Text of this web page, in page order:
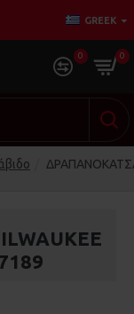
GREEK
0 0